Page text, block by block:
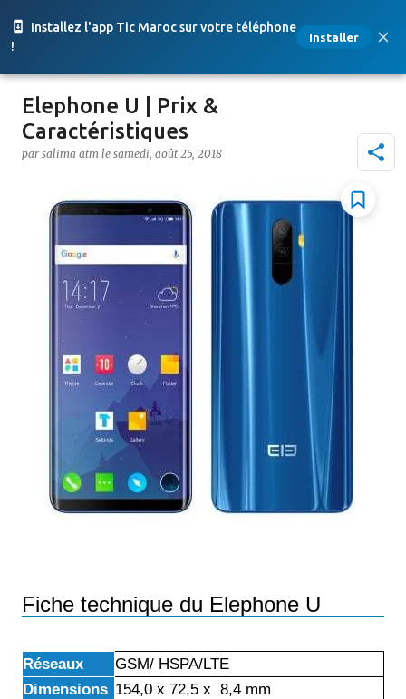
Installez l'app Tic Maroc sur votre téléphone
!
Installer
Accéder au contenu principal
Elephone U | Prix &
Caractéristiques
par salima atm le samedi, août 25, 2018
Fiche technique du Elephone U
Réseaux
GSM/ HSPA/LTE
Dimensions 154,0 x 72,5 x 8,4 mm